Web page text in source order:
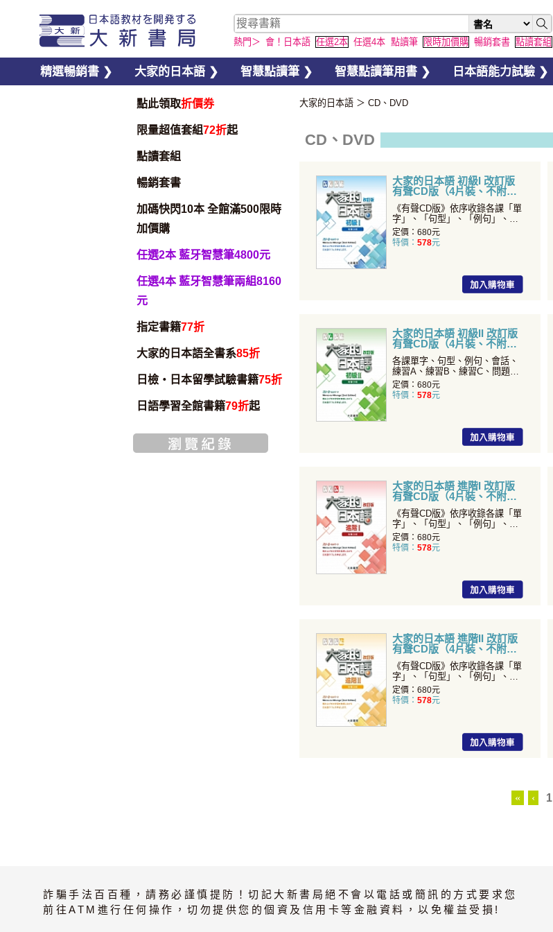
熱門＞ 會！日本語 任選2本 任選4本 點讀筆 限時加價購 暢銷套書 點讀套組
精選暢銷書 ❯ 大家的日本語 ❯ 智慧點讀筆 ❯ 智慧點讀筆用書 ❯ 日本語能力試驗 ❯
點此領取折價券
限量超值套組72折起
點讀套組
暢銷套書
加碼快閃10本 全館滿500限時
加價購
任選2本 藍牙智慧筆4800元
任選4本 藍牙智慧筆兩組8160
元
指定書籍77折
大家的日本語全書系85折
日檢・日本留學試驗書籍75折
日語學習全館書籍79折起
大家的日本語 ＞ CD、DVD
CD、DVD
大家的日本語 初級I 改訂版
有聲CD版（4片裝、不附
書）
《有聲CD版》依序收錄各課「單
字」、「句型」、「例句」、
「會話」、 「練習A」
定價：680元
特價： 578元
大家的日本語 初級II 改訂版
有聲CD版（4片裝、不附
書）
各課單字、句型、例句、會話、
練習A、練習B、練習C、問題
（聽寫部分）全收錄！
定價：680元
特價： 578元
大家的日本語 進階I 改訂版
有聲CD版（4片裝、不附
書）
《有聲CD版》依序收錄各課「單
字」、「句型」、「例句」、
「會話」、 「練習A」
定價：680元
特價： 578元
大家的日本語 進階II 改訂版
有聲CD版（4片裝、不附
書）
《有聲CD版》依序收錄各課「單
字」、「句型」、「例句」、
「會話」、 「練習A」
定價：680元
特價： 578元
« ‹ 1
詐騙手法百百種，請務必謹慎提防！切記大新書局絕不會以電話或簡訊的方式要求您
前往ATM進行任何操作，切勿提供您的個資及信用卡等金融資料，以免權益受損!